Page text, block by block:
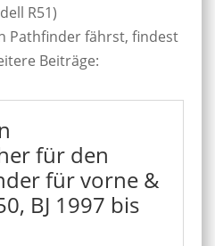
R51)
Pathfinder fährst, findest
Beiträge:
für den
für vorne &
BJ 1997 bis